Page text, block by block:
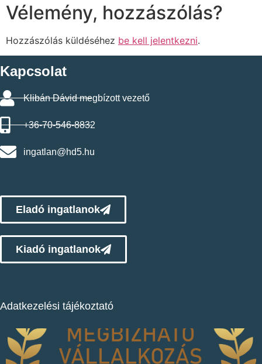
Vélemény, hozzászólás?
Hozzászólás küldéséhez be kell jelentkezni.
Kapcsolat
Klibán Dávid megbízott vezető
+36-70-546-8832
ingatlan@hd5.hu
Eladó ingatlanok
Kiadó ingatlanok
Adatkezelési tájékoztató